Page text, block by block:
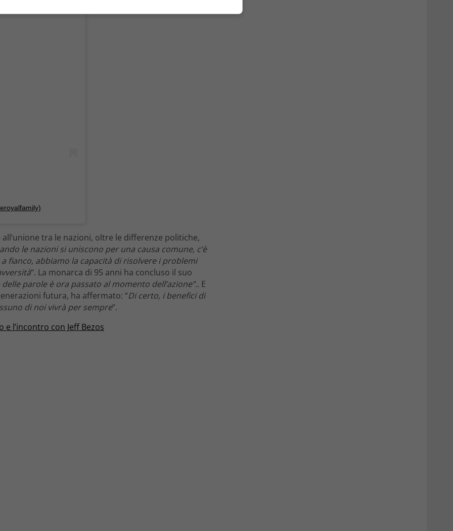
tra le nazioni, oltre le differenze politiche,
le nazioni si uniscono per una causa comune, c’è
fianco, abbiamo la capacità di risolvere i problemi
“. La monarca di 95 anni ha concluso il suo
parole è ora passato al momento dell’azione”.. E
futura, ha affermato: “Di certo, i benefici di
di noi vivrà per sempre“.
l’incontro con Jeff Bezos